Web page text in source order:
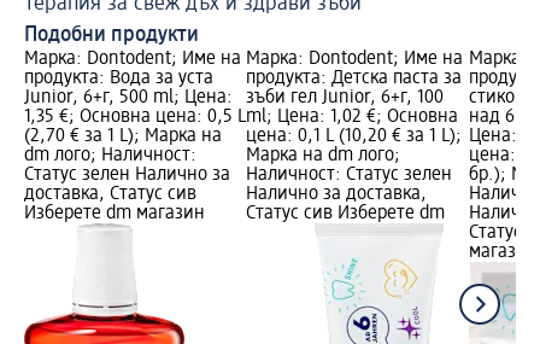
Подобни продукти
Марка: Dontodent; Име на
продукта: Вода за уста
Junior, 6+г, 500 ml; Цена:
1,35 €; Основна цена: 0,5 L
(2,70 € за 1 L); Марка на
dm лого; Наличност:
Статус зелен Налично за
доставка, Статус сив
Изберете dm магазин
Марка: Dontodent; Име на
продукта: Детска паста за
зъби гел Junior, 6+г, 100
ml; Цена: 1,02 €; Основна
цена: 0,1 L (10,20 € за 1 L);
Марка на dm лого;
Наличност: Статус зелен
Налично за доставка,
Статус сив Изберете dm
Марка:
над 6
Цена:
цена:
бр.);
Статус
магазин